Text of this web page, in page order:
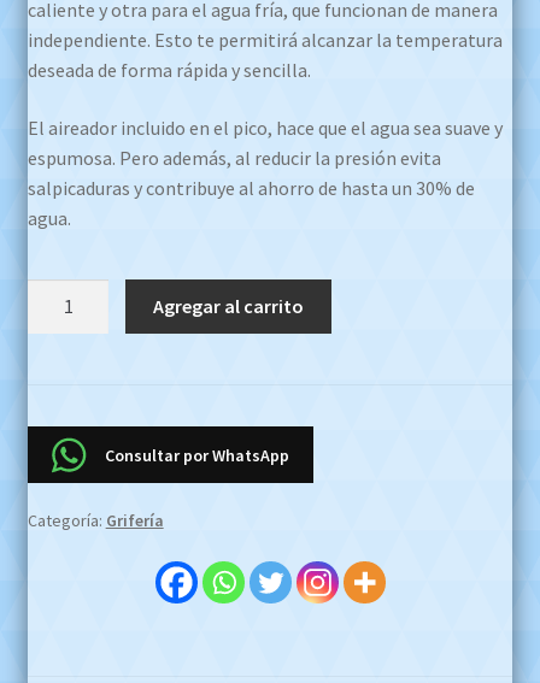
caliente y otra para el agua fría, que funcionan de manera
independiente. Esto te permitirá alcanzar la temperatura
deseada de forma rápida y sencilla.
El aireador incluido en el pico, hace que el agua sea suave y
espumosa. Pero además, al reducir la presión evita
salpicaduras y contribuye al ahorro de hasta un 30% de
agua.
Lavatorio
Bidet
Satinado
Agregar al carrito
Consultar por WhatsApp
Categoría: Grifería